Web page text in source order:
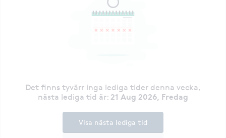
Det finns tyvärr inga lediga tider denna vecka,
nästa lediga tid är: 21 Aug 2026, Fredag
Visa nästa lediga tid